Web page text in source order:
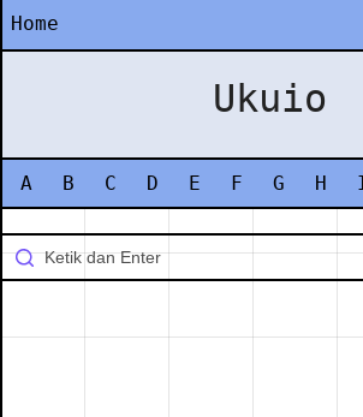
Home
Ukuio
A B C D E F G H